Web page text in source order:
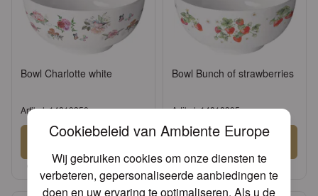
Cookiebeleid van Ambiente Europe
Wij gebruiken cookies om onze diensten te
verbeteren, gepersonaliseerde aanbiedingen te
doen en uw ervaring te optimaliseren. Als u de
Bowl Charlotte white
Artikel: 14819350
Aanmelden
Vraag een account aan
Bowl Bunch of strawberries
Artikel: 14818395
Aanmelden
ofVraag een account aan